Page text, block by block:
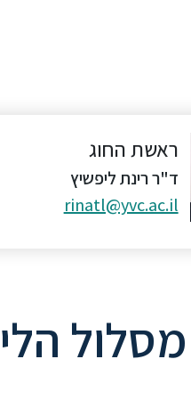
ראשת החוג
ד"ר רינת ליפשיץ
rinatl@yvc.ac.il
מסלול